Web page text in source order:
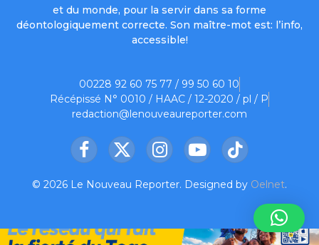
et du monde, pour la servir dans sa forme
déontologiquement correcte. Son maître-mot est: l’info,
accessible!
00228 92 60 75 77 / 99 50 60 10
Récépissé N° 0010 / HAAC / 12-2020 / pl / P
redaction@lenouveaureporter.com
Facebook
X
InstagramYouTubeTikTok
© 2026 Le Nouveau Reporter. Designed by Oelnet.